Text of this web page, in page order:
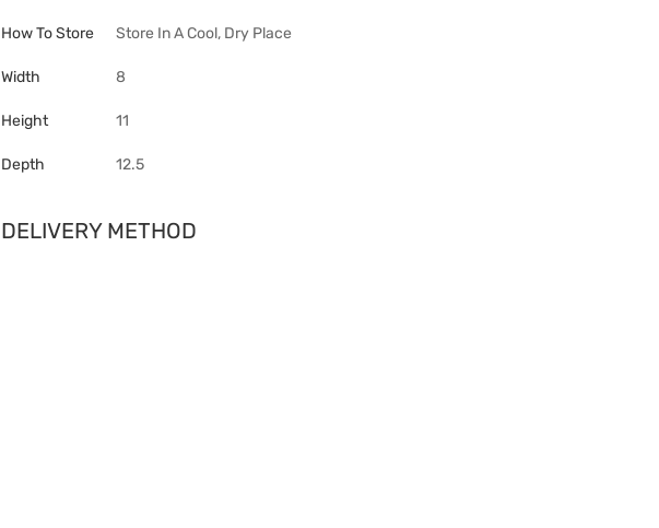
How To Store Store In A Cool, Dry Place
Width 8
Height 11
Depth 12.5
DELIVERY METHOD